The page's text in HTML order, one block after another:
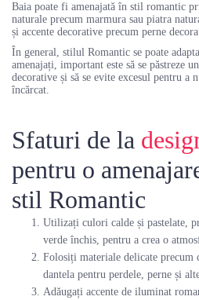
Baia poate fi amenajată în stil romantic
naturale precum marmura sau piatra
și accente decorative precum perne
În general, stilul Romantic se poate
amenajați, important este să se păstreze
decorative și să se evite excesul pentru a
încărcat.
Sfaturi de la
pentru o
stil Romantic
Utilizați culori calde și pastelate,
verde închis, pentru a crea o
Folosiți materiale delicate precum
dantela pentru perdele, perne și
Adăugați accente de iluminat